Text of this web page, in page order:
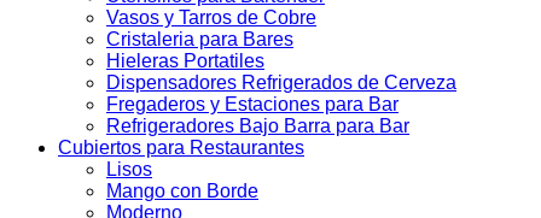
Vasos y Tarros de Cobre
Cristaleria para Bares
Hieleras Portatiles
Dispensadores Refrigerados de Cerveza
Fregaderos y Estaciones para Bar
Refrigeradores Bajo Barra para Bar
Cubiertos para Restaurantes
Lisos
Mango con Borde
Moderno